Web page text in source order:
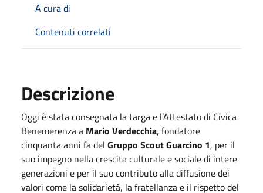
A cura di
Contenuti correlati
Descrizione
Oggi è stata consegnata la targa e l’Attestato di Civica
Benemerenza a Mario Verdecchia, fondatore
cinquanta anni fa del Gruppo Scout Guarcino 1, per il
suo impegno nella crescita culturale e sociale di intere
generazioni e per il suo contributo alla diffusione dei
valori come la solidarietà, la fratellanza e il rispetto del